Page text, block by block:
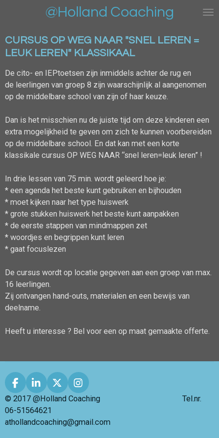
de
hoofdinhoud
@Holland Coaching
CURSUS OP WEG NAAR "SNEL LEREN =
LEUK LEREN" KLASSIKAAL
De cito- en IEPtoetsen zijn inmiddels achter de rug en
de leerlingen van groep 8 zijn waarschijnlijk al aangenomen
op de middelbare school van zijn of haar keuze.
Dan is het misschien nu de juiste tijd om deze kinderen een
extra mogelijkheid te geven om zich te kunnen voorbereiden
op de middelbare school. En dat kan met een korte
klassikale cursus OP WEG NAAR “snel leren=leuk leren” !
In drie lessen van 75 min. wordt geleerd hoe je:
* een agenda het beste kunt gebruiken en bijhouden
* moet kijken naar het type huiswerk
* grote stukken huiswerk het beste kunt aanpakken
* de eerste stappen van mindmappen zet
* woordjes en begrippen kunt leren
* gaat focuslezen
De cursus wordt op locatie gegeven aan een groep van max.
16 leerlingen.
Zij ontvangen hand-outs, materialen en een bewijs van
deelname.
Heeft u interesse ? Bel voor een op maat gemaakte offerte.
F
a
c
e
b
L
i
n
k
e
X
I
n
a
© 2017 @Holland Coaching Tel.nr.
06-51564621
athollandcoaching@gmail.com